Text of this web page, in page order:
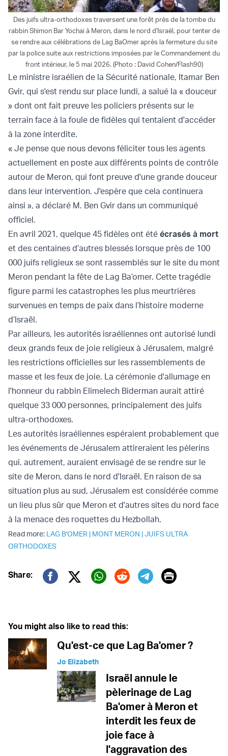
Des juifs ultra-orthodoxes traversent une forêt près de la tombe du
rabbin Shimon Bar Yochai à Meron, dans le nord d'Israël, pour tenter de
se rendre aux célébrations de Lag BaOmer après la fermeture du site
par la police suite aux restrictions imposées par le Commandement du
front intérieur, le 5 mai 2026. (Photo : David Cohen/Flash90)
Le ministre israélien de la Sécurité nationale, Itamar Ben
Gvir, qui s'est rendu sur place lundi, a salué la « douceur
» dont ont fait preuve les policiers présents sur le
terrain face à la foule de fidèles qui tentaient d'accéder
à la zone interdite.
« Je pense que nous devons féliciter tous les agents
actuellement en poste aux différents points de contrôle
autour de Meron, qui font preuve d'une grande douceur
dans leur intervention. J'espère que cela continuera
ainsi », a déclaré M. Ben Gvir dans un communiqué
officiel.
En avril 2021, quelque 45 fidèles ont été écrasés à mort
et des centaines d’autres blessés lorsque près de 100
000 juifs religieux se sont rassemblés sur le site du mont
Meron pendant la fête de Lag Ba’omer. Cette tragédie
figure parmi les catastrophes les plus meurtrières
survenues en temps de paix dans l’histoire moderne
d’Israël.
Par ailleurs, les autorités israéliennes ont autorisé lundi
deux grands feux de joie religieux à Jérusalem, malgré
les restrictions officielles sur les rassemblements de
masse et les feux de joie. La cérémonie d'allumage en
l'honneur du rabbin Elimelech Biderman aurait attiré
quelque 33 000 personnes, principalement des juifs
ultra-orthodoxes.
Les autorités israéliennes espéraient probablement que
les événements de Jérusalem attireraient les pèlerins
qui, autrement, auraient envisagé de se rendre sur le
site de Meron, dans le nord d'Israël. En raison de sa
situation plus au sud, Jérusalem est considérée comme
un lieu plus sûr que Meron et d'autres sites du nord face
à la menace des roquettes du Hezbollah.
Read more: LAG B'OMER | MONT MERON |JUIFS ULTRA
ORTHODOXES
Share:
Twitter (X)
Print
You might also like to read this:
Qu'est-ce que Lag Ba'omer ?
Jo Elizabeth
Israël annule le
pèlerinage de Lag
Ba'omer à Meron et
interdit les feux de
joie face à
l'aggravation des